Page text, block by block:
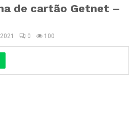
de cartão Getnet –
0 100